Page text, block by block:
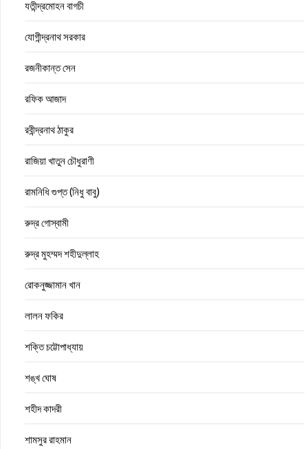
যতীন্দ্রমোহন বাগচী
যোগীন্দ্রনাথ সরকার
রজনীকান্ত সেন
রফিক আজাদ
রবীন্দ্রনাথ ঠাকুর
রাজিয়া খাতুন চৌধুরাণী
রামনিধি গুপ্ত (নিধু বাবু)
রুদ্র গোস্বামী
রুদ্র মুহম্মদ শহীদুল্লাহ
রোকনুজ্জামান খান
লালন ফকির
শক্তি চট্টোপাধ্যায়
শঙ্খ ঘোষ
শহীদ কাদরী
শামসুর রাহমান